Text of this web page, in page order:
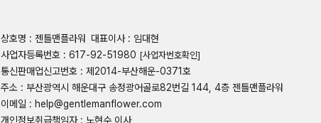
상호명 : 젠틀맨플라워 대표이사 : 임대현
사업자등록번호 : 617-92-51980 [사업자번호확인]
통신판매업신고번호 : 제2014-부산해운-0371호
주소 : 부산광역시 해운대구 송정광어골로82번길 144, 4층 젠틀맨플라워
이메일 : help@gentlemanflower.com
개인정보취급책임자 : 노현수 이사